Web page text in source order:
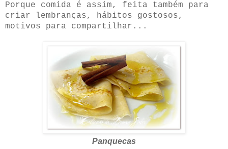
Porque comida é assim, feita também para
criar lembranças, hábitos gostosos,
motivos para compartilhar...
Panquecas